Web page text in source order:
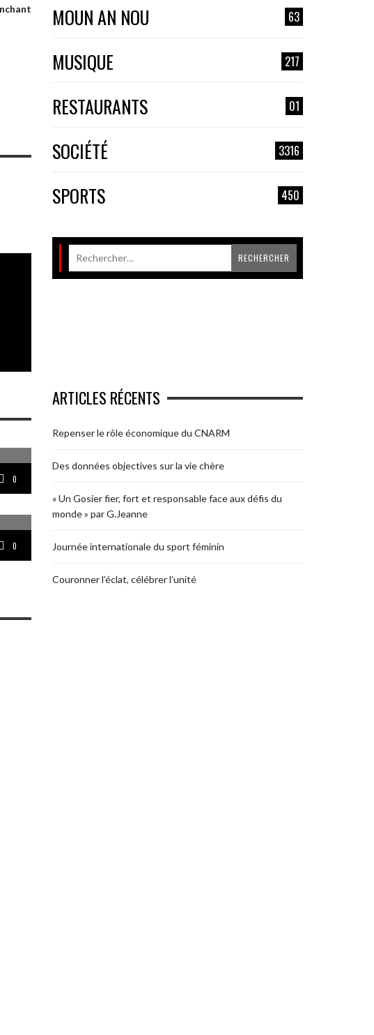
0
0
MOUN AN NOU 63
MUSIQUE 217
RESTAURANTS 01
SOCIÉTÉ 3316
SPORTS 450
ARTICLES RÉCENTS
Repenser le rôle économique du CNARM
Des données objectives sur la vie chère
« Un Gosier fier, fort et responsable face aux défis du
monde » par G.Jeanne
Journée internationale du sport féminin
Couronner l’éclat, célébrer l’unité